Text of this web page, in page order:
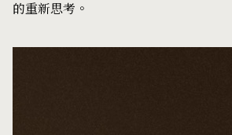
的重新思考。